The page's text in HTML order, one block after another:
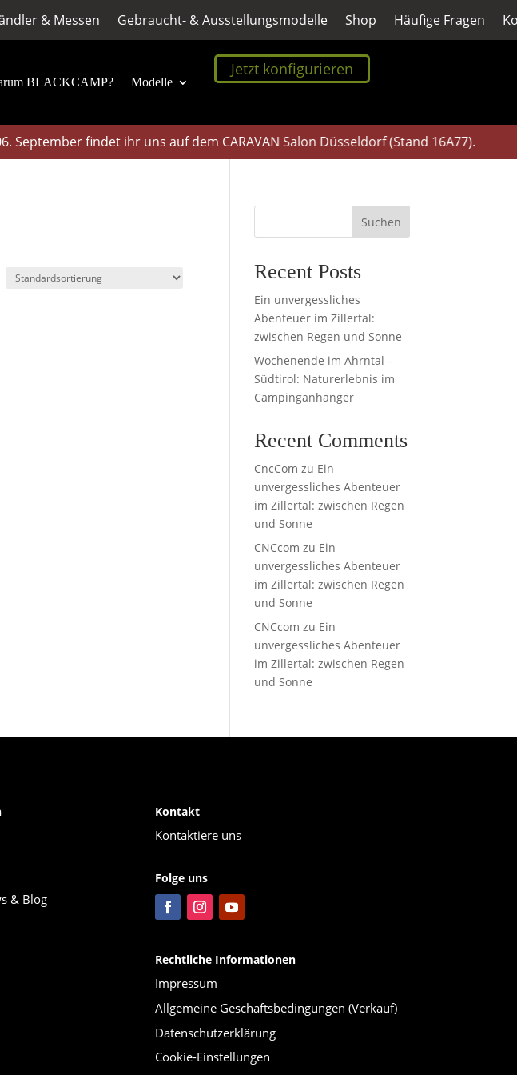
& Messen Gebraucht- & Ausstellungsmodelle Shop Häufige Fragen
BLACKCAMP? Modelle
Jetzt konfigurieren
September findet ihr uns auf dem CARAVAN Salon Düsseldorf (Stand 16A77).
Suchen
Recent Posts
Ein unvergessliches
Abenteuer im Zillertal:
zwischen Regen und Sonne
Wochenende im Ahrntal –
Südtirol: Naturerlebnis im
Campinganhänger
Recent Comments
CncCom zu Ein
unvergessliches Abenteuer
im Zillertal: zwischen Regen
und Sonne
CNCcom zu Ein
unvergessliches Abenteuer
im Zillertal: zwischen Regen
und Sonne
CNCcom zu Ein
unvergessliches Abenteuer
im Zillertal: zwischen Regen
und Sonne
& Blog
Kontakt
Kontaktiere uns
Folge uns
Rechtliche Informationen
Impressum
Allgemeine Geschäftsbedingungen (Verkauf)
Datenschutzerklärung
Cookie-Einstellungen